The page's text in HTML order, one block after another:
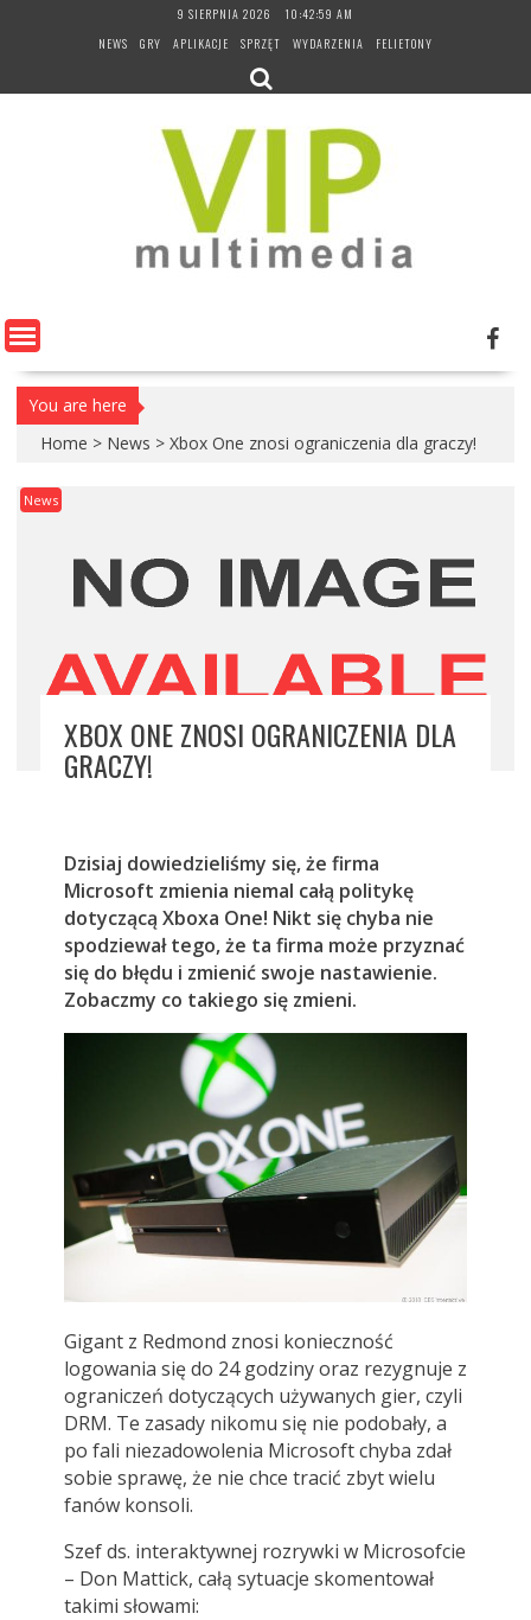
9 SIERPNIA 2026
10:43:00 AM
NEWS
GRY APLIKACJE SPRZĘT WYDARZENIA FELIETONY
You are here
Home > News > Xbox One znosi ograniczenia dla graczy!
News
XBOX ONE ZNOSI OGRANICZENIA DLA
GRACZY!
Dzisiaj dowiedzieliśmy się, że firma
Microsoft zmienia niemal całą politykę
dotyczącą Xboxa One! Nikt się chyba nie
spodziewał tego, że ta firma może przyznać
się do błędu i zmienić swoje nastawienie.
Zobaczmy co takiego się zmieni.
Gigant z Redmond znosi konieczność
logowania się do 24 godziny oraz rezygnuje z
ograniczeń dotyczących używanych gier, czyli
DRM. Te zasady nikomu się nie podobały, a
po fali niezadowolenia Microsoft chyba zdał
sobie sprawę, że nie chce tracić zbyt wielu
fanów konsoli.
Szef ds. interaktywnej rozrywki w Microsofcie
– Don Mattick, całą sytuacje skomentował
takimi słowami: